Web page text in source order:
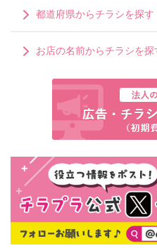
都道府県からチラシを探す
お店の名前からチラシを探